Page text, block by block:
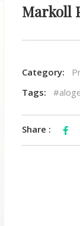
Markoll
Category:
Tags:
Share :